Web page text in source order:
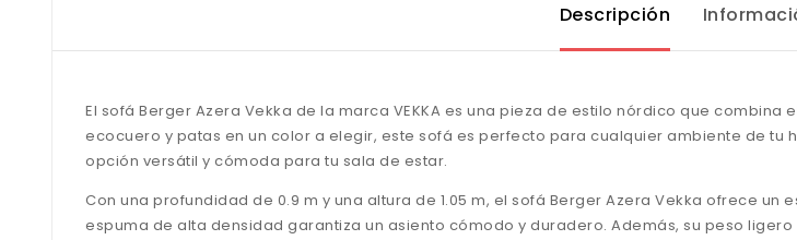
Descripción
El sofá Berger Azera Vekka de la marca VEKKA es una pieza de estilo nórdico que
ecocuero y patas en un color a elegir, este sofá es perfecto para cualquier ambiente de tu
opción versátil y cómoda para tu sala de estar.
Con una profundidad de 0.9 m y una altura de 1.05 m, el sofá Berger Azera Vekka ofrece
espuma de alta densidad garantiza un asiento cómodo y duradero. Además, su peso